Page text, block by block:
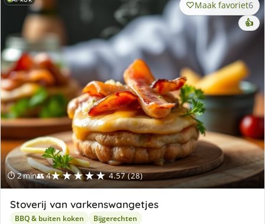
⏱ 2 min👥 4★★★★★ 4.57 (28)
Maak favoriet6
👍
Stoverij van varkenswangetjes
BBQ & buiten koken Bijgerechten